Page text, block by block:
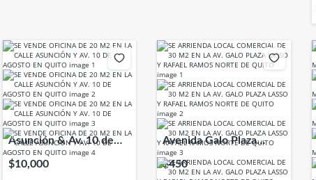
Asunción & Av. 10 de
Agosto, Quito, Ecuador
$10,000
Avenida Galo Plaza
Lasso & Rafael Ramos,
170104 Quito, Ecuador
$450